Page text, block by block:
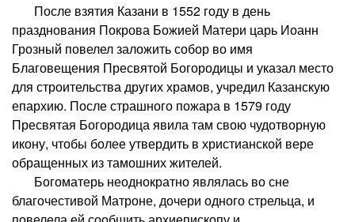
После взятия Казани в 1552 году в день
празднования Покрова Божией Матери царь Иоанн
Грозный повелел заложить собор во имя
Благовещения Пресвятой Богородицы и указал место
для строительства других храмов, учредил Казанскую
епархию. После страшного пожара в 1579 году
Пресвятая Богородица явила там свою чудотворную
икону, чтобы более утвердить в христианской вере
обращенных из тамошних жителей.
Богоматерь неоднократно являлась во сне
благочестивой Матроне, дочери одного стрельца, и